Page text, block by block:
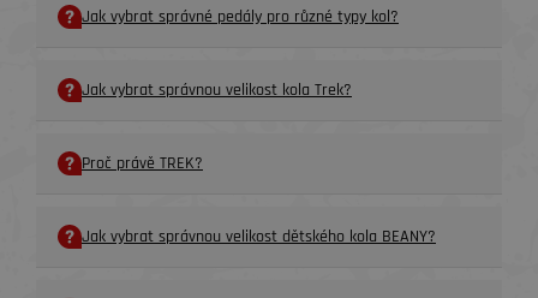
Jak vybrat správné pedály pro různé typy kol?
Jak vybrat správnou velikost kola Trek?
Proč právě TREK?
Jak vybrat správnou velikost dětského kola BEANY?